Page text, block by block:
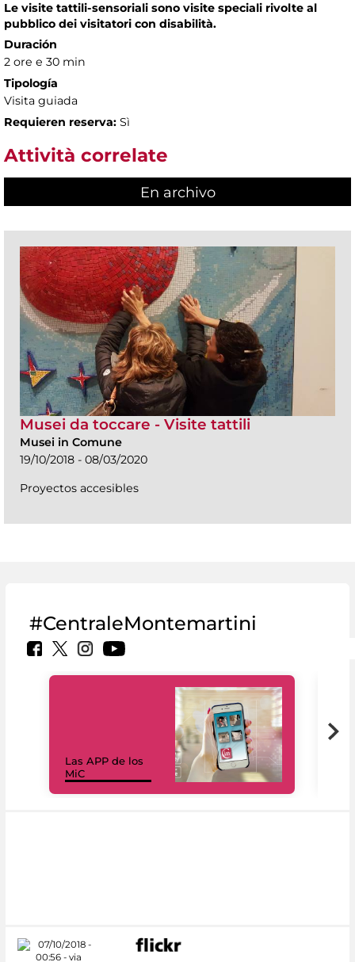
Le visite tattili-sensoriali sono visite speciali rivolte al
pubblico dei visitatori con disabilità.
Duración
2 ore e 30 min
Tipología
Visita guiada
Requieren reserva: Sì
Attività correlate
En archivo
Musei da toccare - Visite tattili
Musei in Comune
19/10/2018 - 08/03/2020
Proyectos accesibles
#CentraleMontemartini
Las APP de los
MiC